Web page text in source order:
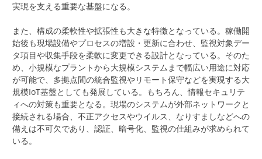
実現を支える重要な基盤になる。
また、構成の柔軟性や拡張性も大きな特徴となっている。稼働開
始後も現場設備やプロセスの増設・更新に合わせ、監視対象デー
タ項目や収集手段を柔軟に変更できる設計となっている。そのた
め、小規模なプラントから大規模システムまで幅広い用途に対応
が可能で、多拠点間の統合監視やリモート保守などを実現する大
規模IoT基盤としても発展している。もちろん、情報セキュリテ
ィへの対策も重要となる。現場のシステムが外部ネットワークと
接続される場合、不正アクセスやウイルス、なりすましなどへの
備えは不可欠であり、認証、暗号化、監視の仕組みが求められて
いる。